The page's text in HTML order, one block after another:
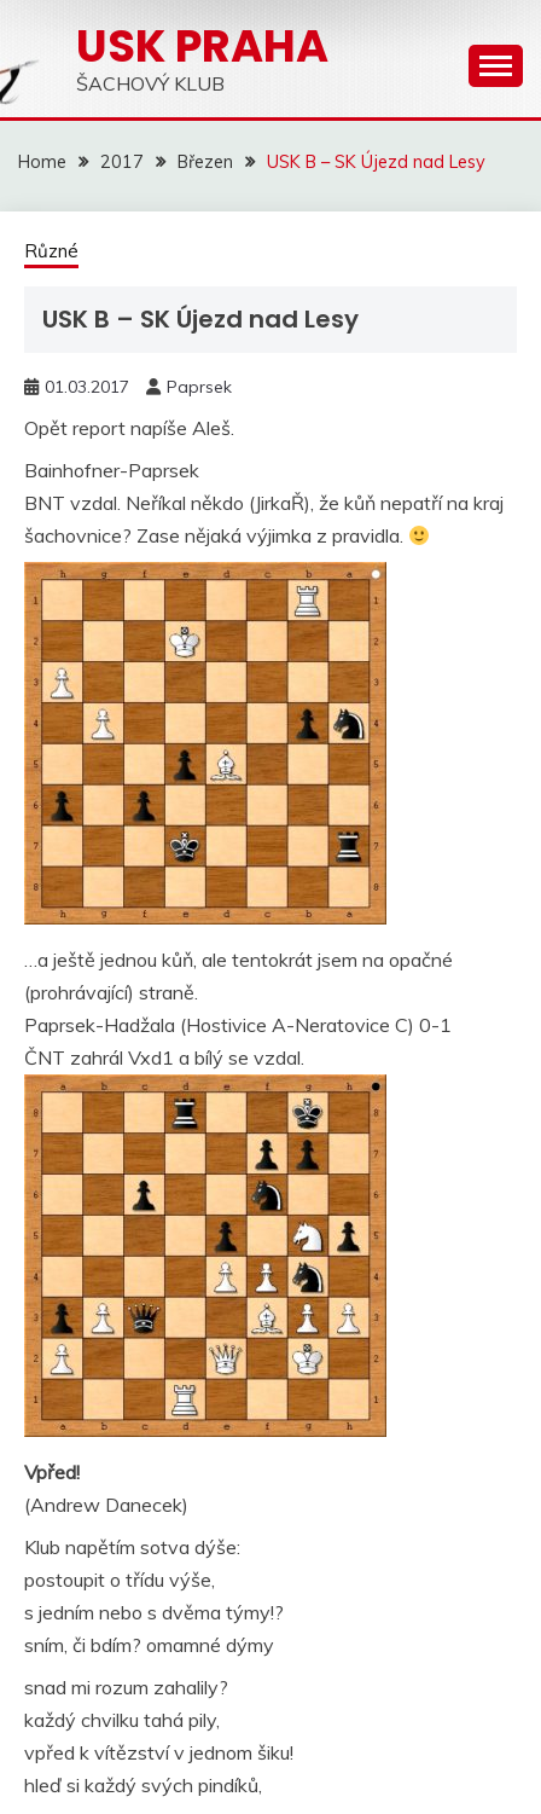
content
USK PRAHA
ŠACHOVÝ KLUB
Home 2017 Březen USK B – SK Újezd nad Lesy
Různé
USK B – SK Újezd nad Lesy
01.03.2017 Paprsek
Opět report napíše Aleš.
Bainhofner-Paprsek
BNT vzdal. Neříkal někdo (JirkaŘ), že kůň nepatří na kraj
šachovnice? Zase nějaká výjimka z pravidla.
…a ještě jednou kůň, ale tentokrát jsem na opačné
(prohrávající) straně.
Paprsek-Hadžala (Hostivice A-Neratovice C) 0-1
ČNT zahrál Vxd1 a bílý se vzdal.
Vpřed!
(Andrew Danecek)
Klub napětím sotva dýše:
postoupit o třídu výše,
s jedním nebo s dvěma týmy!?
sním, či bdím? omamné dýmy
snad mi rozum zahalily?
každý chvilku tahá pily,
vpřed k vítězství v jednom šiku!
hleď si každý svých pindíků,